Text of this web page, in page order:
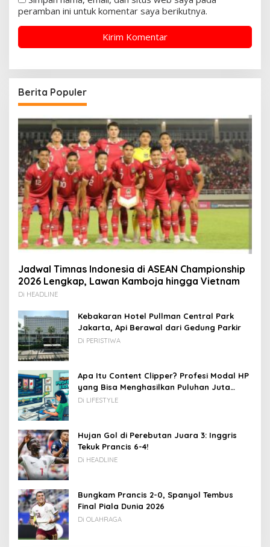
peramban ini untuk komentar saya berikutnya.
Berita Populer
Jadwal Timnas Indonesia di ASEAN Championship
2026 Lengkap, Lawan Kamboja hingga Vietnam
Di HEADLINE
Kebakaran Hotel Pullman Central Park
Jakarta, Api Berawal dari Gedung Parkir
Di PERISTIWA
Apa Itu Content Clipper? Profesi Modal HP
yang Bisa Menghasilkan Puluhan Juta
Rupiah
Di LIFESTYLE
Hujan Gol di Perebutan Juara 3: Inggris
Tekuk Prancis 6-4!
Di HEADLINE
Bungkam Prancis 2-0, Spanyol Tembus
Final Piala Dunia 2026
Di OLAHRAGA